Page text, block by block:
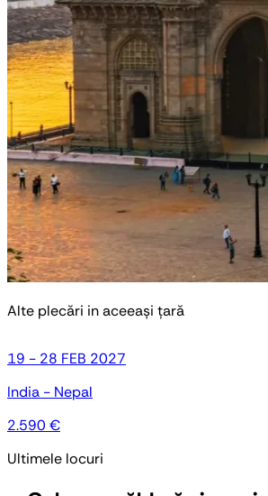
Alte plecări in aceeași țară
19 - 28 FEB 2027
India - Nepal
2.590 €
Ultimele locuri